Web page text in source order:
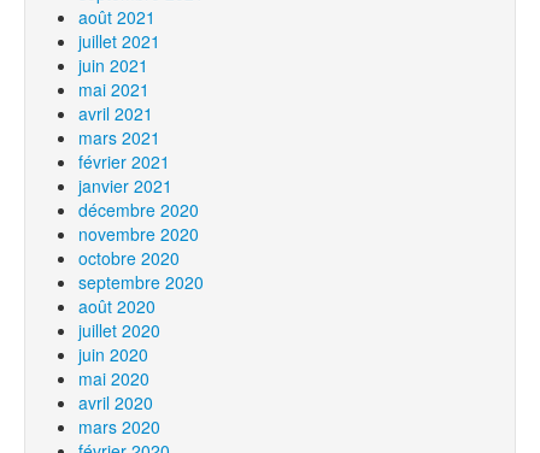
août 2021
juillet 2021
juin 2021
mai 2021
avril 2021
mars 2021
février 2021
janvier 2021
décembre 2020
novembre 2020
octobre 2020
septembre 2020
août 2020
juillet 2020
juin 2020
mai 2020
avril 2020
mars 2020